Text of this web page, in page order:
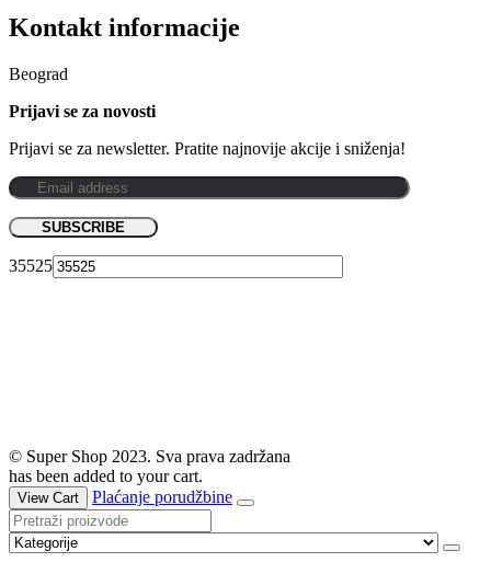
Kontakt informacije
Beograd
Prijavi se za novosti
Prijavi se za newsletter. Pratite najnovije akcije i sniženja!
35525
© Super Shop 2023. Sva prava zadržana
has been added to your cart.
View Cart Plaćanje porudžbine